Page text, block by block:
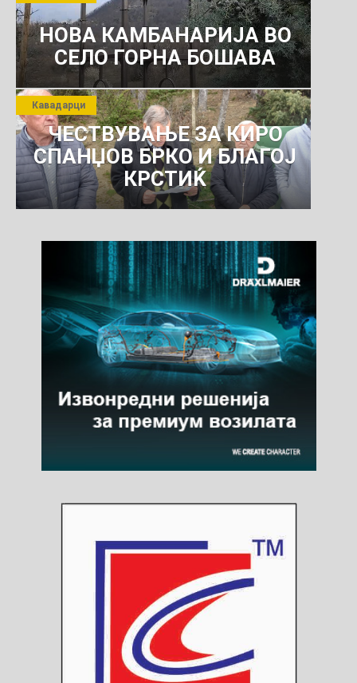
НОВА КАМБАНАРИЈА ВО
СЕЛО ГОРНА БОШАВА
ЧЕСТВУВАЊЕ ЗА КИРО
СПАНЏОВ БРКО И БЛАГОЈ
КРСТИЌ
Кавадарци